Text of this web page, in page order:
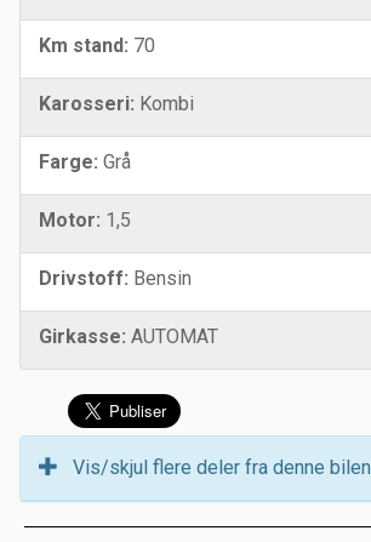
Km stand: 70
Karosseri: Kombi
Farge: Grå
Motor: 1,5
Drivstoff: Bensin
Girkasse: AUTOMAT
Vis/skjul flere deler fra denne bilen